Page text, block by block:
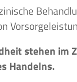
stehen im
Handelns.